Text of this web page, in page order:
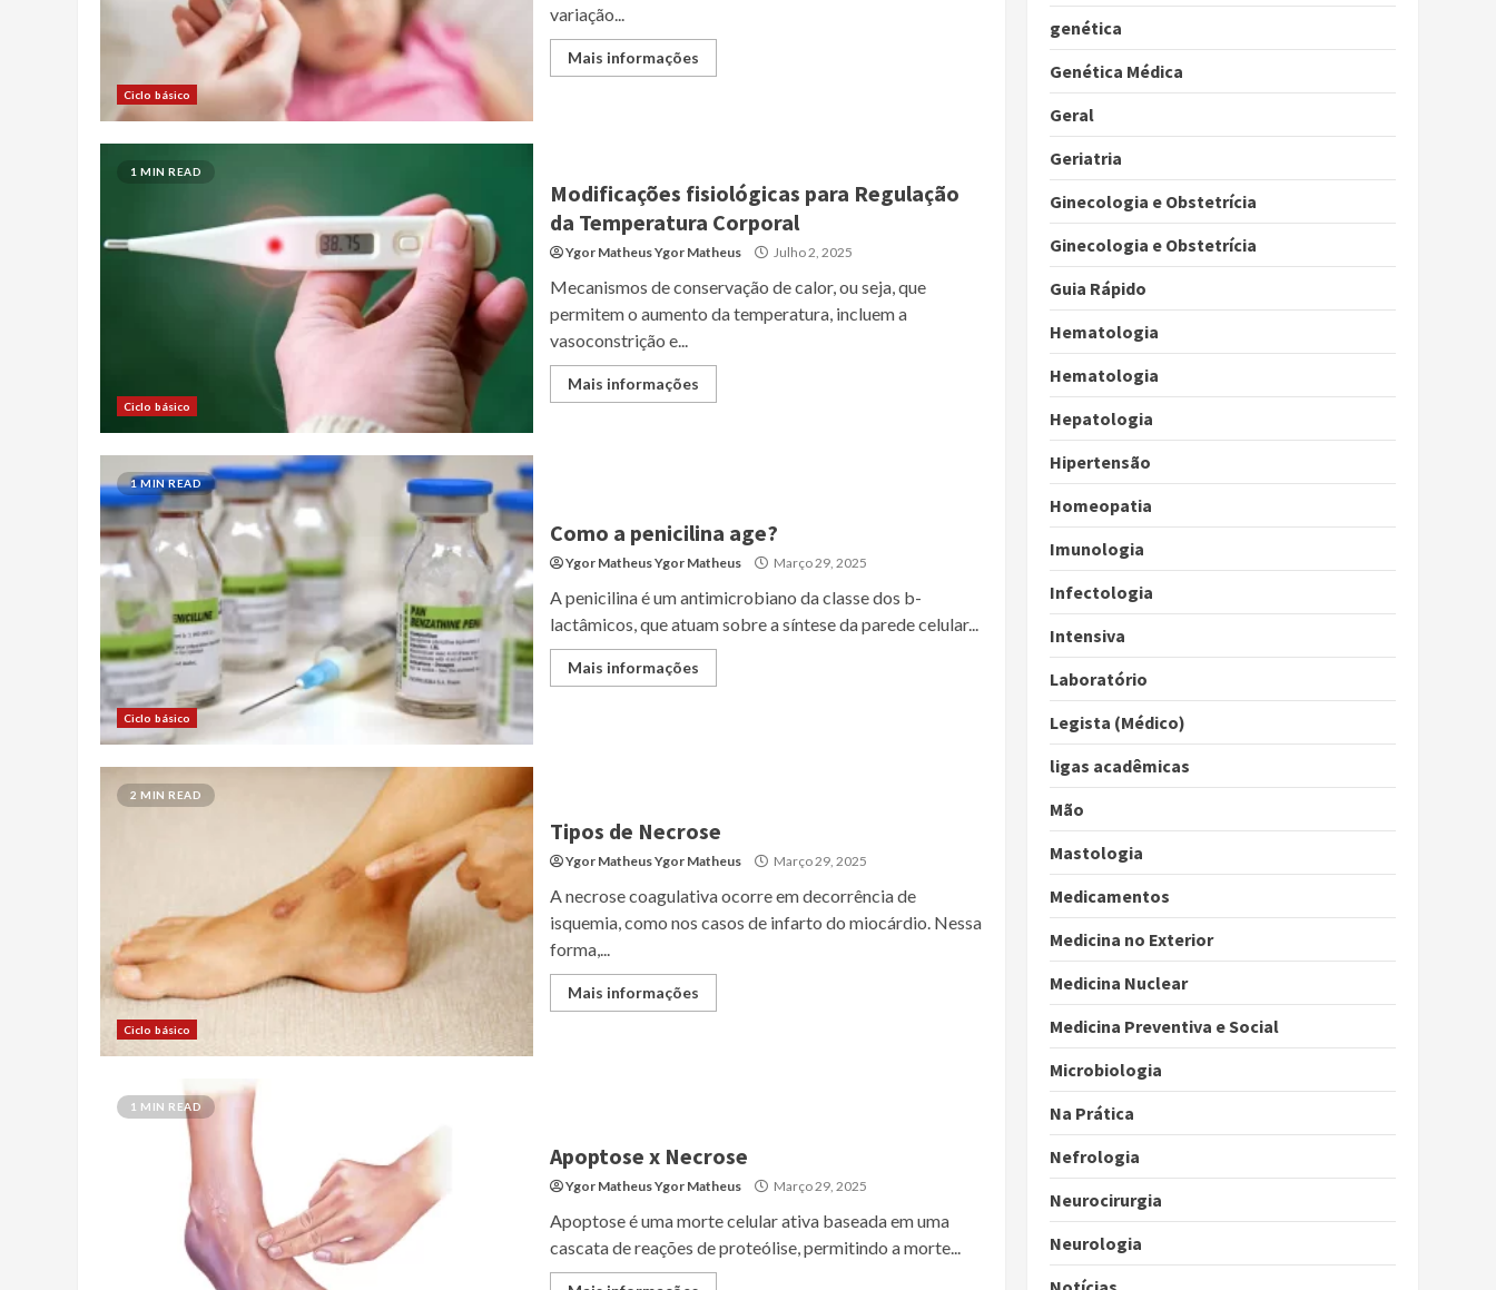
Ciclo básico
variação...
Mais informações
1 MIN READ
Ciclo básico
Modificações fisiológicas para Regulação
da Temperatura Corporal
Ygor Matheus Ygor Matheus Julho 2, 2025
Mecanismos de conservação de calor, ou seja, que
permitem o aumento da temperatura, incluem a
vasoconstrição e...
Mais informações
1 MIN READ
Ciclo básico
Como a penicilina age?
Ygor Matheus Ygor Matheus Março 29, 2025
A penicilina é um antimicrobiano da classe dos b-
lactâmicos, que atuam sobre a síntese da parede celular...
Mais informações
2 MIN READ
Ciclo básico
Tipos de Necrose
Ygor Matheus Ygor Matheus Março 29, 2025
A necrose coagulativa ocorre em decorrência de
isquemia, como nos casos de infarto do miocárdio. Nessa
forma,...
Mais informações
1 MIN READ
Apoptose x Necrose
Ygor Matheus Ygor Matheus Março 29, 2025
Apoptose é uma morte celular ativa baseada em uma
cascata de reações de proteólise, permitindo a morte...
genética
Genética Médica
Geral
Geriatria
Ginecologia e Obstetrícia
Ginecologia e Obstetrícia
Guia Rápido
Hematologia
Hematologia
Hepatologia
Hipertensão
Homeopatia
Imunologia
Infectologia
Intensiva
Laboratório
Legista (Médico)
ligas acadêmicas
Mão
Mastologia
Medicamentos
Medicina no Exterior
Medicina Nuclear
Medicina Preventiva e Social
Microbiologia
Na Prática
Nefrologia
Neurocirurgia
Neurologia